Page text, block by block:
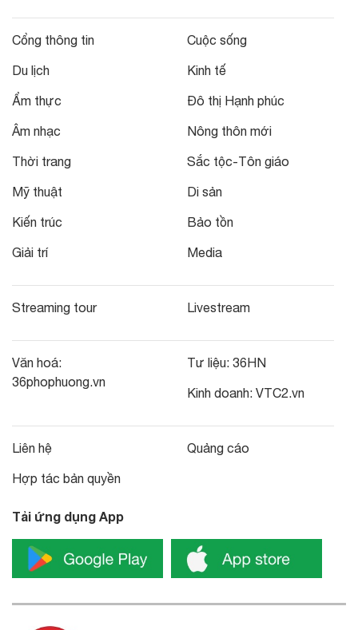
Cổng thông tin
Du lịch
Ẩm thực
Âm nhạc
Thời trang
Mỹ thuật
Kiến trúc
Giải trí
Cuộc sống
Kinh tế
Đô thị Hạnh phúc
Nông thôn mới
Sắc tộc-Tôn giáo
Di sản
Bảo tồn
Media
Streaming tour Livestream
Văn hoá:
36phophuong.vn
Tư liệu: 36HN
Kinh doanh: VTC2.vn
Liên hệ
Hợp tác bản quyền
Quảng cáo
Tải ứng dụng App